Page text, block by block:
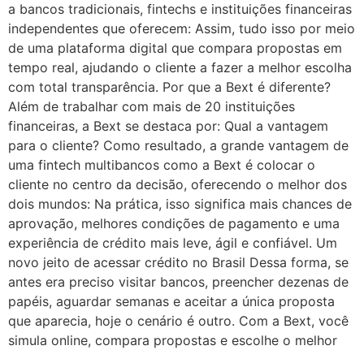
a bancos tradicionais, fintechs e instituições financeiras
independentes que oferecem: Assim, tudo isso por meio
de uma plataforma digital que compara propostas em
tempo real, ajudando o cliente a fazer a melhor escolha
com total transparência. Por que a Bext é diferente?
Além de trabalhar com mais de 20 instituições
financeiras, a Bext se destaca por: Qual a vantagem
para o cliente? Como resultado, a grande vantagem de
uma fintech multibancos como a Bext é colocar o
cliente no centro da decisão, oferecendo o melhor dos
dois mundos: Na prática, isso significa mais chances de
aprovação, melhores condições de pagamento e uma
experiência de crédito mais leve, ágil e confiável. Um
novo jeito de acessar crédito no Brasil Dessa forma, se
antes era preciso visitar bancos, preencher dezenas de
papéis, aguardar semanas e aceitar a única proposta
que aparecia, hoje o cenário é outro. Com a Bext, você
simula online, compara propostas e escolhe o melhor